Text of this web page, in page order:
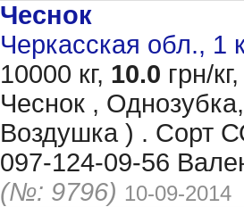
Чеснок
Черкасская обл., 1
10000 кг, 10.0 грн/кг,
Чеснок ,
Воздушка ) . Сорт
097-124-09-56
(№: 9796) 10-09-2014